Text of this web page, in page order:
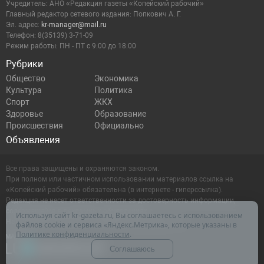
Рубрики
Общество
Экономика
Культура
Политика
Спорт
ЖКХ
Здоровье
Образование
Происшествия
Официально
Объявления
Учредитель: АНО «Редакция газеты «Копейский рабочий»
Главный редактор сетевого издания: Попкович А. Г.
Эл. адрес: kr-manager@mail.ru
Телефон: 8(35139) 3-71-09
Режим работы: ПН - ПТ с 9:00 до 18:00
Все права защищены и охраняются законом.
При полном или частичном использовании материалов ссылка на
«Копейский рабочий» обязательна (в интернете - гиперссылка).
Редакция не несет ответственности за достоверность информации,
содержащейся в рекламных объявлениях.
Настоящий ресурс может содержать материалы 16+
Используя сайт kr-gazeta.ru, Вы соглашаетесь с использованием
файлов cookie и сервиса «Яндекс.Метрика», которые указаны в
Политике конфиденциальности.
Соглашаюсь